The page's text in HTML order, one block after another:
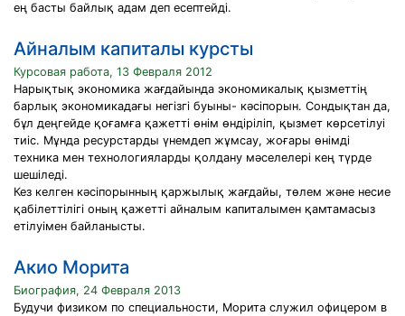
ең басты байлық адам деп есептейді.
Айналым капиталы курсты
Курсовая работа, 13 Февраля 2012
Нарықтық экономика жағдайында экономикалық қызметтің
барлық экономикадағы негізгі буыны- кәсіпорын. Сондықтан да,
бұл деңгейде қоғамға қажетті өнім өндіріліп, қызмет көрсетілуі
тиіс. Мұнда ресурстарды үнемдеп жұмсау, жоғары өнімді
техника мен технологияларды қолдану мәселелері кең түрде
шешіледі.
Кез келген кәсіпорынның қаржылық жағдайы, төлем және несие
қабілеттілігі оның қажетті айналым капиталымен қамтамасыз
етілуімен байланысты.
Акио Морита
Биография, 24 Февраля 2013
Будучи физиком по специальности, Морита служил офицером в